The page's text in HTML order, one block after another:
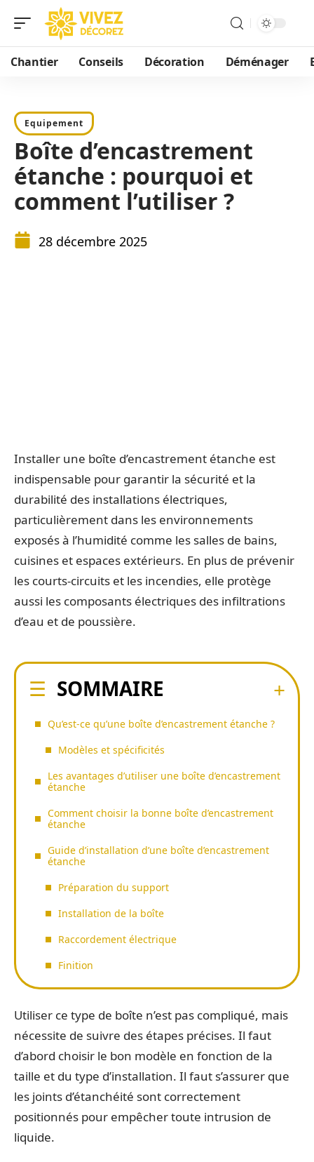
Chantier Conseils Décoration Déménager
Equipement
Boîte d’encastrement
étanche : pourquoi et
comment l’utiliser ?
28 décembre 2025
Installer une boîte d’encastrement étanche est
indispensable pour garantir la sécurité et la
durabilité des installations électriques,
particulièrement dans les environnements
exposés à l’humidité comme les salles de bains,
cuisines et espaces extérieurs. En plus de prévenir
les courts-circuits et les incendies, elle protège
aussi les composants électriques des infiltrations
d’eau et de poussière.
SOMMAIRE
Qu’est-ce qu’une boîte d’encastrement étanche ?
Modèles et spécificités
Les avantages d’utiliser une boîte d’encastrement
étanche
Comment choisir la bonne boîte d’encastrement
étanche
Guide d’installation d’une boîte d’encastrement
étanche
Préparation du support
Installation de la boîte
Raccordement électrique
Finition
Utiliser ce type de boîte n’est pas compliqué, mais
nécessite de suivre des étapes précises. Il faut
d’abord choisir le bon modèle en fonction de la
taille et du type d’installation. Il faut s’assurer que
les joints d’étanchéité sont correctement
positionnés pour empêcher toute intrusion de
liquide.